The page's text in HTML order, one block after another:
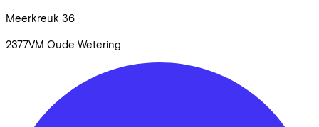
Meerkreuk 36
2377VM Oude Wetering